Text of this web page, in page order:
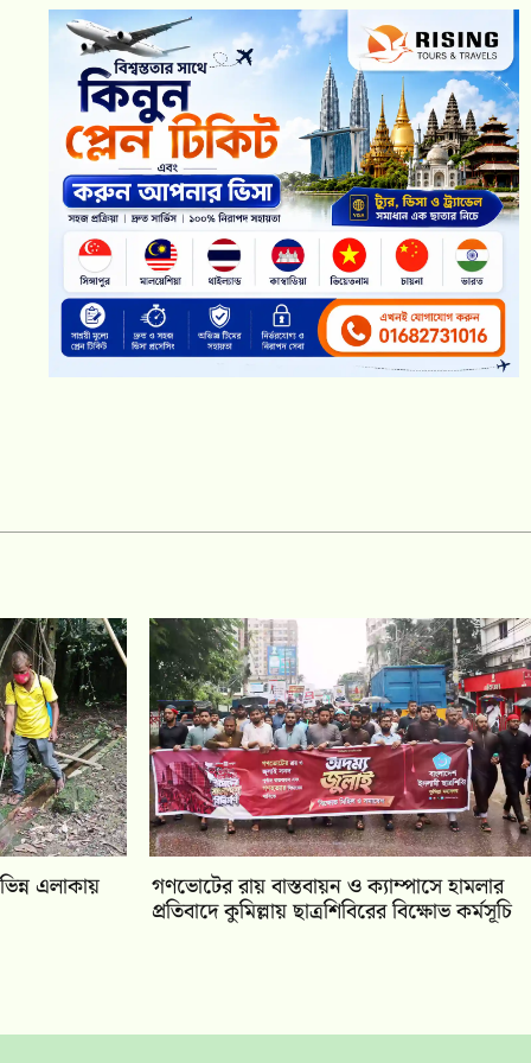
এলাকায় গণভোটের রায় বাস্তবায়ন ও ক্যাম্পাসে হামলার
প্রতিবাদে কুমিল্লায় ছাত্রশিবিরের বিক্ষোভ কর্মসূচি